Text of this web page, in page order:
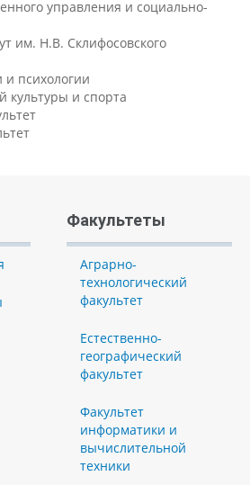
управления и социально-
им. Н.В. Склифосовского
и психологии
культуры и спорта
Факультеты
Аграрно-
технологический
факультет
Естественно-
географический
факультет
Факультет
информатики и
вычислительной
техники